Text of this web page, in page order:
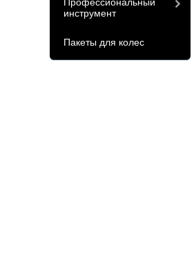
инструмент
Пакеты для колес